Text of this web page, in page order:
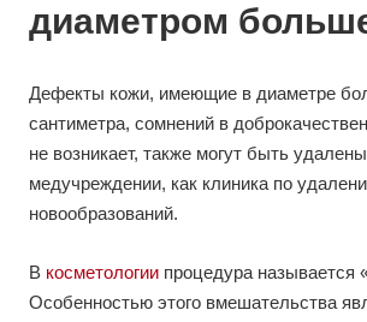
диаметром
Дефекты кожи, имеющие в диаметре
сантиметра, сомнений в
не возникает, также могут быть
медучреждении, как клиника по
новообразований.
В косметологии процедура называется
Особенностью этого вмешательства